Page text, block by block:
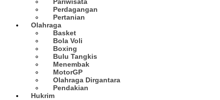
Perdagangan
Pertanian
Olahraga
Basket
Bola Voli
Boxing
Bulu Tangkis
Menembak
MotorGP
Olahraga Dirgantara
Pendakian
Hukrim